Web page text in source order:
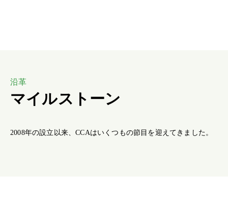
沿革
マイルストーン
2008年の設立以来、CCAはいくつもの節目を迎えてきました。